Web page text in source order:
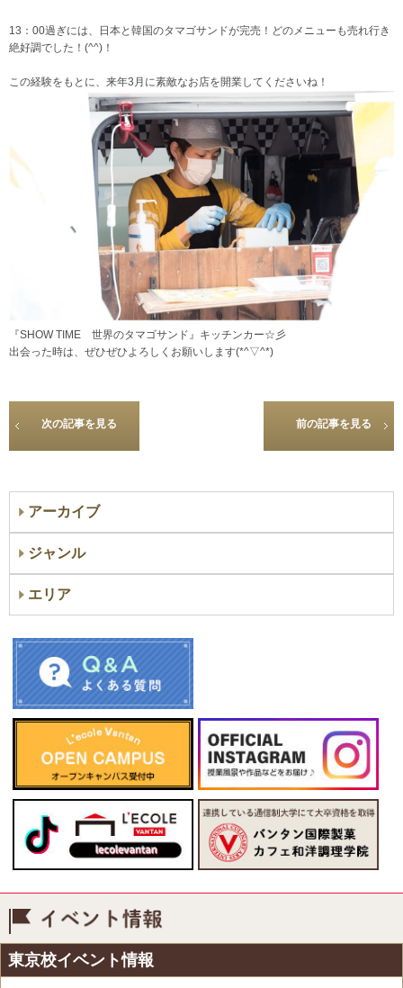
13：00過ぎには、日本と韓国のタマゴサンドが完売！どのメニューも売れ行き
絶好調でした！(^^)！
この経験をもとに、来年3月に素敵なお店を開業してくださいね！
『SHOW TIME 世界のタマゴサンド』キッチンカー☆彡
出会った時は、ぜひぜひよろしくお願いします(*^▽^*)
次の記事を見る 前の記事を見る
アーカイブ
ジャンル
エリア
東京校イベント情報